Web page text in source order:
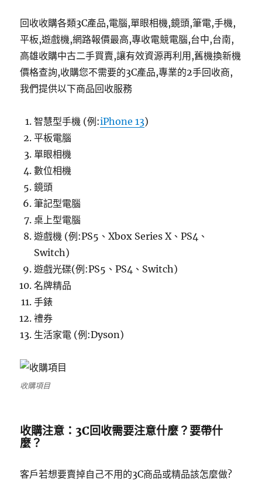
回收收購各類3C產品,電腦,單眼相機,鏡頭,筆電,手機,
平板,遊戲機,網路報價最高,專收電競電腦,台中,台南,
高雄收購中古二手買賣,讓有效資源再利用,舊機換新機
價格查詢,收購您不需要的3C產品,專業的2手回收商,
我們提供以下商品回收服務
智慧型手機 (例:iPhone 13)
平板電腦
單眼相機
數位相機
鏡頭
筆記型電腦
桌上型電腦
遊戲機 (例:PS5、Xbox Series X、PS4、
Switch)
遊戲光碟(例:PS5、PS4、Switch)
名牌精品
手錶
禮券
生活家電 (例:Dyson)
收購項目
收購注意：3C回收需要注意什麼？要帶什
麼？
客戶若想要賣掉自己不用的3C商品或精品該怎麼做?